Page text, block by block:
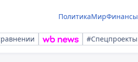
ПолитикаМирФинансы
#Спецпроекты